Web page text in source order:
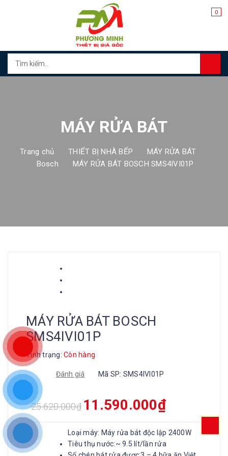
0
MÁY RỬA BÁT
Trang chủ THIẾT BỊ NHÀ BẾP
MÁY RỬA BÁT
Bosch
MÁY RỬA BÁT BOSCH SMS4IVI01P
MÁY RỬA BÁT BOSCH
SMS4IVI01P
Tình trạng: Còn hàng
Đánh giá Mã SP: SMS4IVI01P
25.620.000₫ 11.590.000₫
Loại máy: Máy rửa bát độc lập 2400W
Tiêu thụ nước:~ 9.5 lít/lần rửa